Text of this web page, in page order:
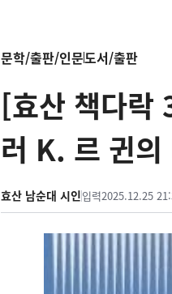
문학/출판/인문도서/출판
[효산 책다락
러 K. 르 귄
효산 남순대 시인입력2025.12.25